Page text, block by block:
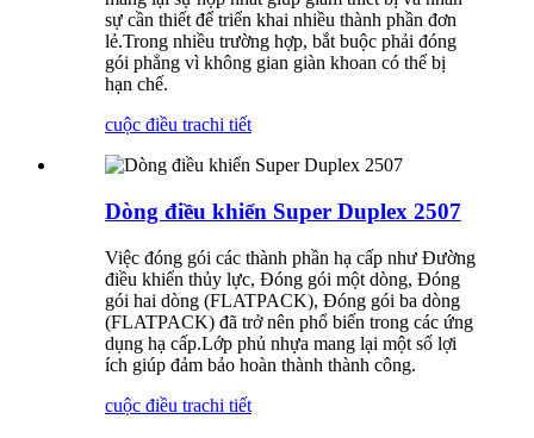
sự cần thiết để triển khai nhiều thành phần đơn
lẻ.Trong nhiều trường hợp, bắt buộc phải đóng
gói phẳng vì không gian giàn khoan có thể bị
hạn chế.
cuộc điều trachi tiết
Dòng điều khiển Super Duplex 2507
Việc đóng gói các thành phần hạ cấp như Đường
điều khiển thủy lực, Đóng gói một dòng, Đóng
gói hai dòng (FLATPACK), Đóng gói ba dòng
(FLATPACK) đã trở nên phổ biến trong các ứng
dụng hạ cấp.Lớp phủ nhựa mang lại một số lợi
ích giúp đảm bảo hoàn thành thành công.
cuộc điều trachi tiết